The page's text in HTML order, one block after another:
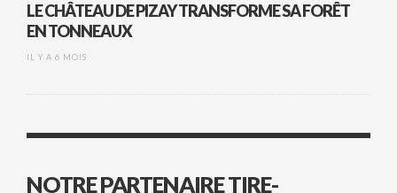
LE CHÂTEAU DE PIZAY TRANSFORME SA FORÊT
EN TONNEAUX
IL Y A 6 MOIS
NOTRE PARTENAIRE TIRE-